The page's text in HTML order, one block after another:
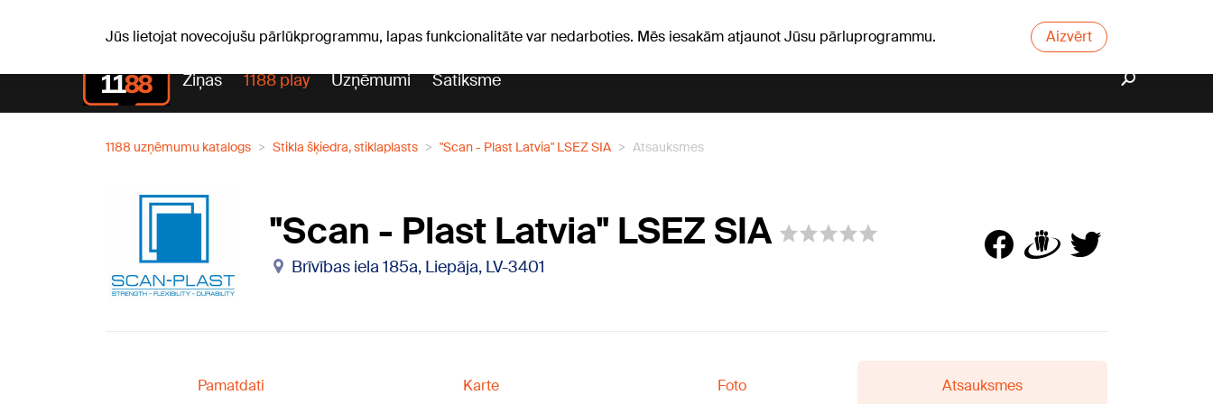
Jūs lietojat novecojušu pārlūkprogrammu, lapas funkcionalitāte var nedarboties. Mēs iesakām atjaunot Jūsu pārluprogrammu. Aizvērt
Ziņas 1188 play Uzņēmumi Satiksme
1188 uzņēmumu katalogs Stikla šķiedra, stiklaplasts "Scan - Plast Latvia" LSEZ SIA Atsauksmes
"Scan - Plast Latvia" LSEZ SIA
Brīvības iela 185a, Liepāja, LV-3401
Pamatdati Karte Foto Atsauksmes